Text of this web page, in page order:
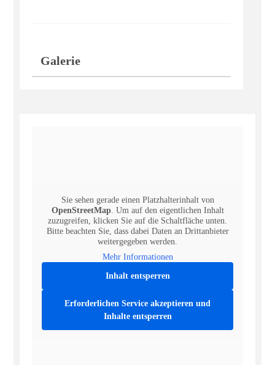
Galerie
Sie sehen gerade einen Platzhalterinhalt von
OpenStreetMap. Um auf den eigentlichen Inhalt
zuzugreifen, klicken Sie auf die Schaltfläche unten.
Bitte beachten Sie, dass dabei Daten an Drittanbieter
weitergegeben werden.
Mehr Informationen
Inhalt entsperren
Erforderlichen Service akzeptieren und
Inhalte entsperren